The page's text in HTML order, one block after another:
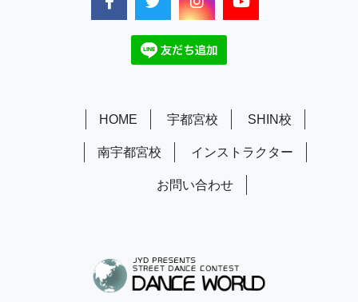
HOME 宇都宮校 SHIN校
南宇都宮校 インストラクター
お問い合わせ